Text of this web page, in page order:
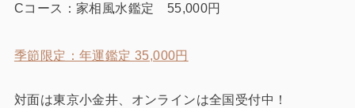
Cコース：家相風水鑑定 55,000円
季節限定：年運鑑定 35,000円
対面は東京小金井、オンラインは全国受付中！